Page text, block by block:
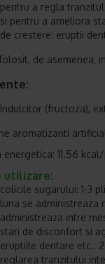
pentru a regla
si pentru a ameliora
de crestere: eruptii
de asemenea,
Indulcitor (fructoza),
aromatizanti
energetica: 11.56
utilizare:
colicile sugarului: 1-3
luna se administreaza
administreaza intre
stari de disconfort si
eruptiile dentare etc.:
reglarea tranzitului